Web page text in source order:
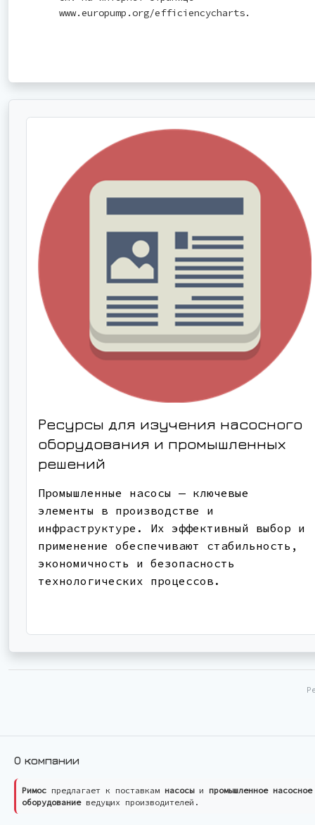
www.europump.org/efficiencycharts.
Ресурсы для изучения насосного
оборудования и промышленных
решений
Промышленные насосы — ключевые
элементы в производстве и
инфраструктуре. Их эффективный выбор и
применение обеспечивают стабильность,
экономичность и безопасность
технологических процессов.
О компании
Римос предлагает к поставкам насосыи промышленное насосное
оборудованиеведущих производителей.